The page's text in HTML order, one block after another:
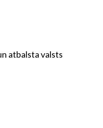
atbalsta valsts